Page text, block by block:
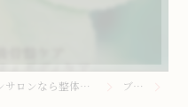
和歌山県岩出市のリラクゼーションサロンなら整体リラクゼーションサロンYuu。 ブログ